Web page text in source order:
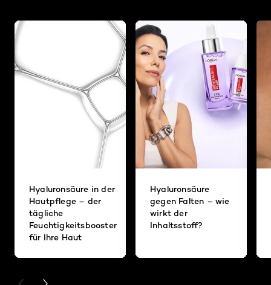
Hyaluronsäure in der
Hautpflege – der
tägliche
Feuchtigkeitsbooster
für Ihre Haut
Hyaluronsäure
gegen Falten – wie
wirkt der
Inhaltsstoff?